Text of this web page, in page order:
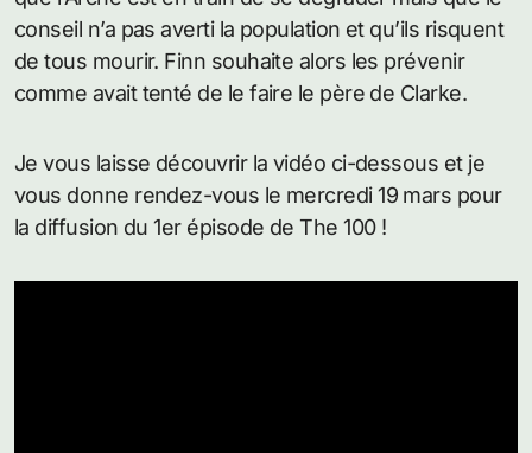
conseil n’a pas averti la population et qu’ils risquent
de tous mourir. Finn souhaite alors les prévenir
comme avait tenté de le faire le père de Clarke.
Je vous laisse découvrir la vidéo ci-dessous et je
vous donne rendez-vous le mercredi 19 mars pour
la diffusion du 1er épisode de The 100 !